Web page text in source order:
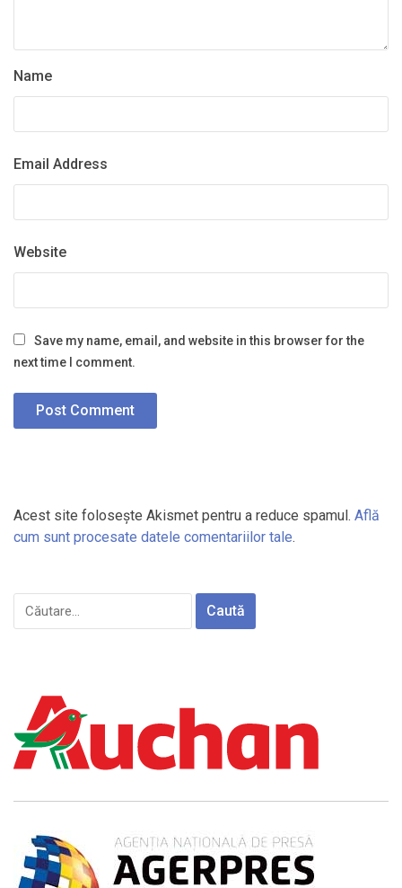
Name
Email Address
Website
Save my name, email, and website in this browser for the
next time I comment.
Acest site folosește Akismet pentru a reduce spamul. Află
cum sunt procesate datele comentariilor tale.
Caută
după: